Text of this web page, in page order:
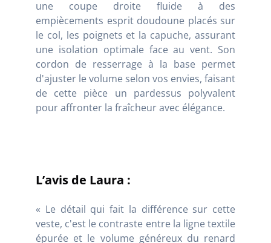
une coupe droite fluide à des
empiècements esprit doudoune placés sur
le col, les poignets et la capuche, assurant
une isolation optimale face au vent. Son
cordon de resserrage à la base permet
d'ajuster le volume selon vos envies, faisant
de cette pièce un pardessus polyvalent
pour affronter la fraîcheur avec élégance.
L’avis de Laura :
« Le détail qui fait la différence sur cette
veste, c'est le contraste entre la ligne textile
épurée et le volume généreux du renard